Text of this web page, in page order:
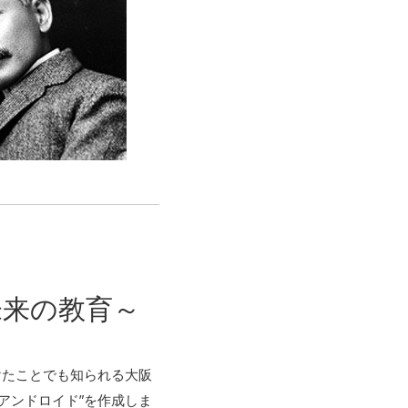
の教育～
ことでも知られる大阪
ンドロイド”を作成しま